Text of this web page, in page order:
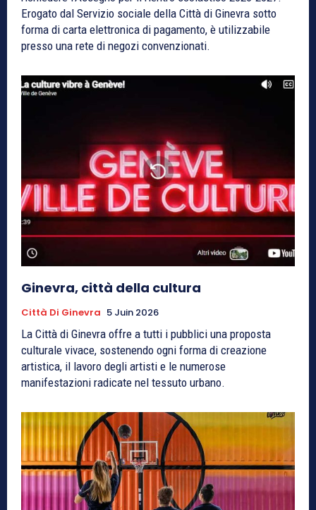
Erogato dal Servizio sociale della Città di Ginevra sotto
forma di carta elettronica di pagamento, è utilizzabile
presso una rete di negozi convenzionati.
Ginevra, città della cultura
Città Di Ginevra 5 Juin 2026
La Città di Ginevra offre a tutti i pubblici una proposta
culturale vivace, sostenendo ogni forma di creazione
artistica, il lavoro degli artisti e le numerose
manifestazioni radicate nel tessuto urbano.